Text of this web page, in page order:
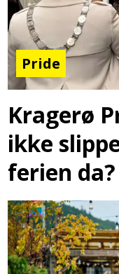
Pride
Kragerø
ikke
ferien